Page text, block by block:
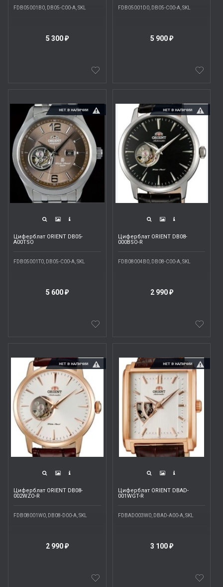
FDB05001B0, DB05-C00-A, SKL
5 300 ₽
FDB05001D0, DB05-C00-A, SKL
5 900 ₽
НЕТ В НАЛИЧИИ
Циферблат ORIENT DB05-
A00TSO
FDB05001T0, DB05-C00-A, SKL
5 600 ₽
НЕТ В НАЛИЧИИ
Циферблат ORIENT DB08-
000BSO-R
FDB08004B0, DB08-C00-A, SKL
2 990 ₽
НЕТ В НАЛИЧИИ
Циферблат ORIENT DB08-
002WZO-R
FDB08001W0, DB08-D00-A, SKL
2 990 ₽
НЕТ В НАЛИЧИИ
Циферблат ORIENT DBAD-
001WGT-R
FDBAD003W0, DBAD-A00-A, SKL
3 100 ₽